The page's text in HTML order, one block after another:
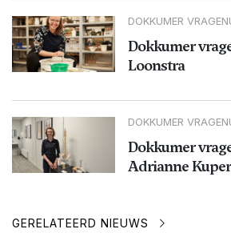
DOKKUMER
Dokkumer
Loonstra
DOKKUMER
Dokkumer
Adrianne
GERELATEERD NIEUWS